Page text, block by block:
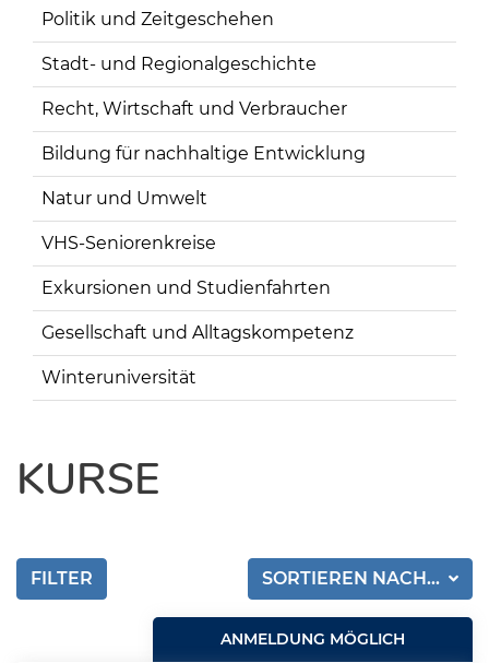
Politik und Zeitgeschehen
Stadt- und Regionalgeschichte
Recht, Wirtschaft und Verbraucher
Bildung für nachhaltige Entwicklung
Natur und Umwelt
VHS-Seniorenkreise
Exkursionen und Studienfahrten
Gesellschaft und Alltagskompetenz
Winteruniversität
KURSE
SORTIEREN NACH...
FILTER
ANMELDUNG MÖGLICH